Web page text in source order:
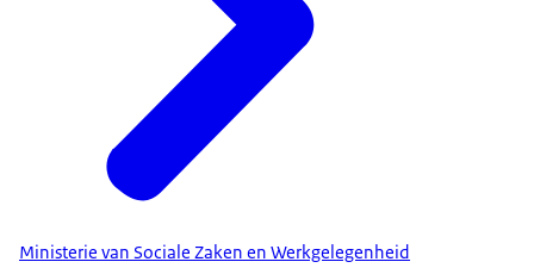
Ministerie van Sociale Zaken en Werkgelegenheid